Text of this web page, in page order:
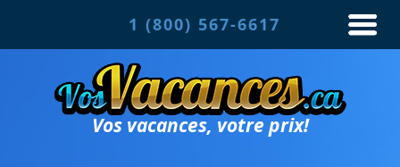
1 (800) 567-6617
Vos vacances, votre prix!